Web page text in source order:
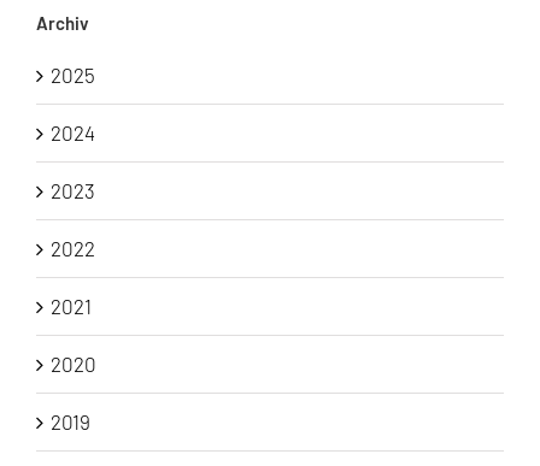
Archiv
2025
2024
2023
2022
2021
2020
2019